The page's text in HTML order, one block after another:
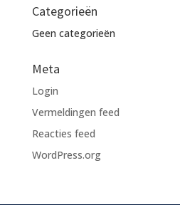
Categorieën
Geen categorieën
Meta
Login
Vermeldingen feed
Reacties feed
WordPress.org